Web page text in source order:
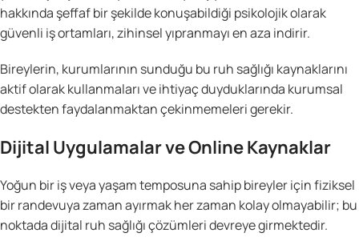
hakkında şeffaf bir şekilde konuşabildiği psikolojik olarak
güvenli iş ortamları, zihinsel yıpranmayı en aza indirir.
Bireylerin, kurumlarının sunduğu bu ruh sağlığı kaynaklarını
aktif olarak kullanmaları ve ihtiyaç duyduklarında kurumsal
destekten faydalanmaktan çekinmemeleri gerekir.
Dijital Uygulamalar ve Online Kaynaklar
Yoğun bir iş veya yaşam temposuna sahip bireyler için fiziksel
bir randevuya zaman ayırmak her zaman kolay olmayabilir; bu
noktada dijital ruh sağlığı çözümleri devreye girmektedir.